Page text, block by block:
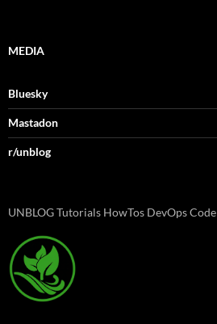
MEDIA
Bluesky
Mastadon
r/unblog
UNBLOG Tutorials HowTos DevOps Code